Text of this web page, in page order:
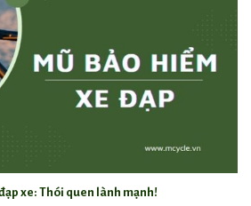
xe: Thói quen lành mạnh!